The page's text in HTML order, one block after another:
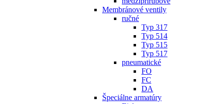
Membránové ventily
ručné
Typ 317
Typ 514
Typ 515
Typ 517
pneumatické
FO
FC
DA
Špeciálne armatúry